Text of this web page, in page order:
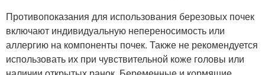
Противопоказания для использования березовых почек
включают индивидуальную непереносимость или
аллергию на компоненты почек. Также не рекомендуется
использовать их при чувствительной коже головы или